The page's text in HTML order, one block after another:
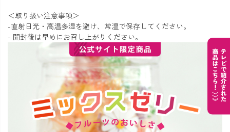
＜取り扱い注意事項＞
-直射日光・高温多湿を避け、常温で保存してください。
- 開封後は早めにお召し上がりください。